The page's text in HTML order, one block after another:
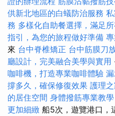
供新北地區的白蟻防治服務
務 多樣化自助餐選擇，滿足
指引，為您的旅程做好準備
來 台中脊椎矯正 台中筋膜刀
廳設計，完美融合美學與實用
咖啡機，打造專業咖啡體驗
撐多久，確保修復效果 護理
的居住空間 身體撥筋專業教學
更加細緻 船5次，遊覽港口